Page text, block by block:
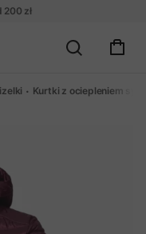
zł
Kurtki z ociepleniem